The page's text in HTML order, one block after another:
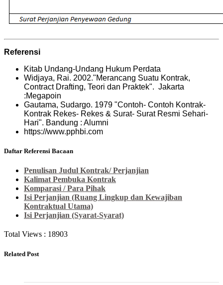
Referensi
Kitab Undang-Undang Hukum Perdata
Widjaya, Rai. 2002."Merancang Suatu Kontrak,
Contract Drafting, Teori dan Praktek". Jakarta
:Megapoin
Gautama, Sudargo. 1979 "Contoh- Contoh Kontrak-
Kontrak Rekes- Rekes & Surat- Surat Resmi Sehari-
Hari". Bandung : Alumni
https://www.pphbi.com
Daftar Referensi Bacaan
Penulisan Judul Kontrak/ Perjanjian
Kalimat Pembuka Kontrak
Komparasi / Para Pihak
Isi Perjanjian (Ruang Lingkup dan Kewajiban
Kontraktual Utama)
Isi Perjanjian (Syarat-Syarat)
Total Views : 18903
Related Post